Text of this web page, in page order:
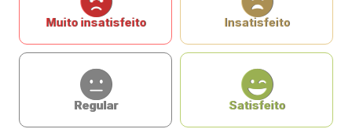
Muito insatisfeito Insatisfeito
Regular Satisfeito